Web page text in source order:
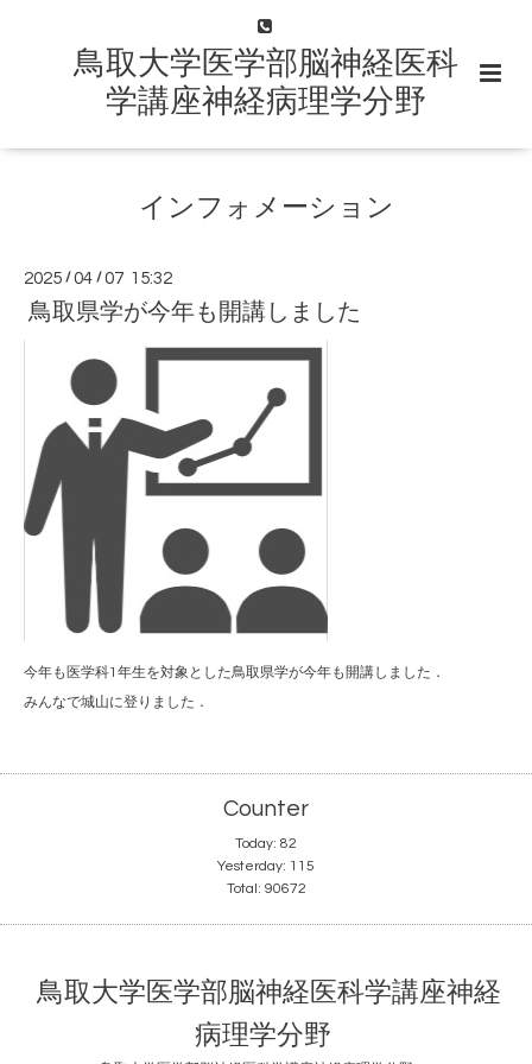
鳥取大学医学部脳神経医科
学講座神経病理学分野
インフォメーション
2025 /04 /07 15:32
鳥取県学が今年も開講しました
今年も医学科1年生を対象とした鳥取県学が今年も開講しました．
みんなで城山に登りました．
Counter
Today: 82
Yesterday: 115
Total: 90672
鳥取大学医学部脳神経医科学講座神経
病理学分野